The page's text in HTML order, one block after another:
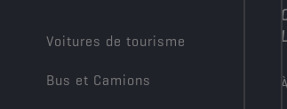
Voitures de tourisme
Bus et Camions